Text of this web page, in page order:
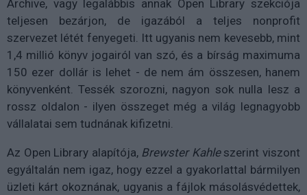
Archive, vagy legalábbis annak Open Library szekciója
teljesen bezárjon, de igazából a teljes nonprofit
szervezet létét fenyegeti. Itt ugyanis nem kevesebb, mint
1,4 millió könyv jogairól van szó, és a bírság maximuma
150 ezer dollár is lehet - de nem ám összesen, hanem
könyvenként. Tessék szorozni, nagyon sok nulla lesz a
rossz oldalon - ilyen összeget még a világ legnagyobb
vállalatai sem tudnának kifizetni.
Az Open Library alapítója, Brewster Kahleszerint viszont
egyáltalán nem igaz, hogy ezzel a gyakorlattal bármilyen
üzleti kárt okoznának, ugyanis a fájlok másolásvédettek,